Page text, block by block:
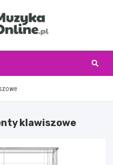
klawiszowe